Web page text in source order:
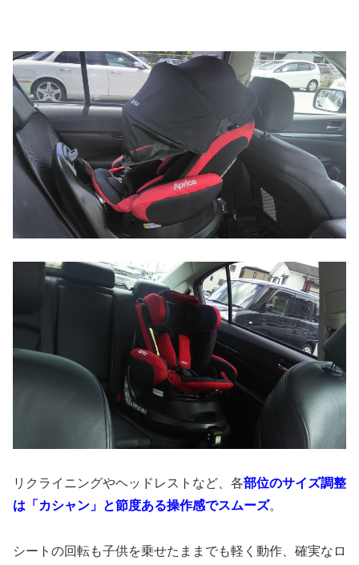
リクライニングやヘッドレストなど、各部位のサイズ調整
は「カシャン」と節度ある操作感でスムーズ。
シートの回転も子供を乗せたままでも軽く動作、確実なロ